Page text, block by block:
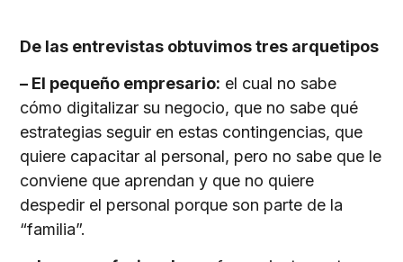
De las entrevistas obtuvimos tres arquetipos
– El pequeño empresario: el cual no sabe
cómo digitalizar su negocio, que no sabe qué
estrategias seguir en estas contingencias, que
quiere capacitar al personal, pero no sabe que le
conviene que aprendan y que no quiere
despedir el personal porque son parte de la
“familia”.